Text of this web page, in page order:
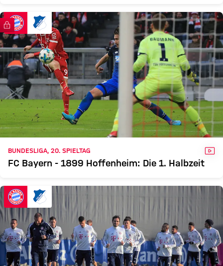
FC Bayern TV PLUS
BUNDESLIGA, 20. SPIELTAG
FC Bayern - 1899 Hoffenheim: Die 1. Halbzeit